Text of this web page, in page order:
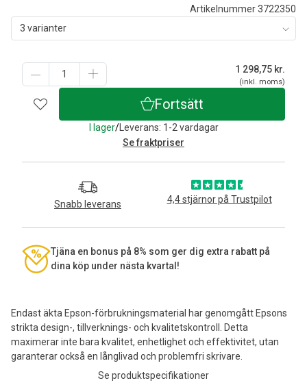
Endast äkta Epson-förbrukningsmaterial har genomgått Epsons
strikta design-, tillverknings- och kvalitetskontroll. Detta
maximerar inte bara kvalitet, enhetlighet och effektivitet, utan
garanterar också en långlivad och problemfri skrivare.
Se produktspecifikationer
Artikelnummer 3722350
3 varianter
1 298,75 kr.
(inkl. moms)
Fortsätt
I lager/Leverans: 1-2 vardagar
Se fraktpriser
Snabb leverans 4,4 stjärnor på Trustpilot
Tjäna en bonus på 8% som ger dig extra rabatt på
dina köp under nästa kvartal!